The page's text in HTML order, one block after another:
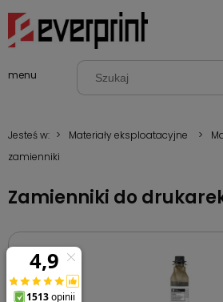
menu
Jesteś w: > Materiały eksploatacyjne >
zamienniki
Zamienniki do